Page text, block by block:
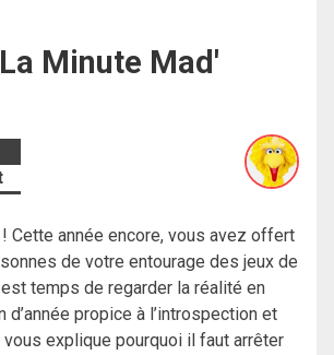
La Minute Mad'
Cette année encore, vous avez offert
de votre entourage des jeux de
temps de regarder la réalité en
d’année propice à l’introspection et
vous explique pourquoi il faut arrêter